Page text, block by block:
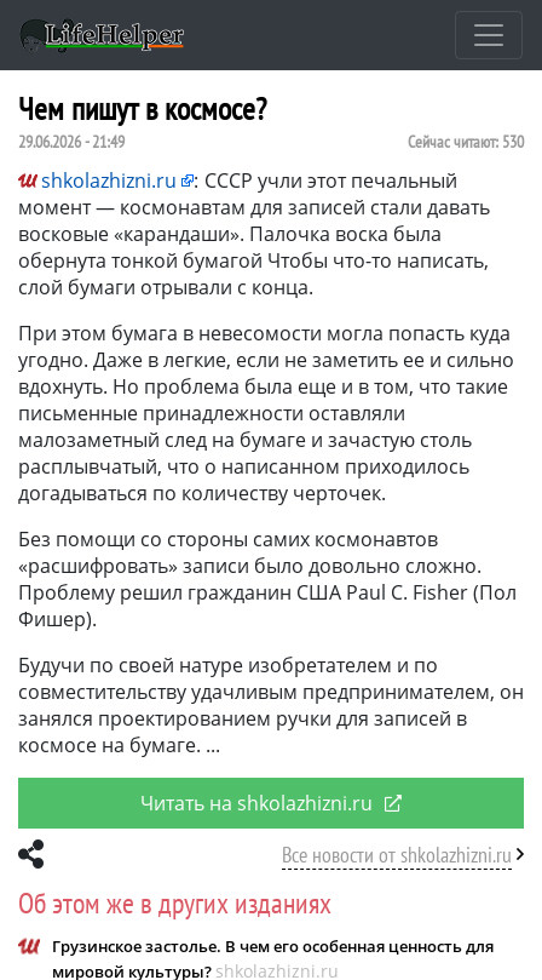
Чем пишут в космосе?
29.06.2026 - 21:49 Сейчас читают: 530
shkolazhizni.ru : СССР учли этот печальный
момент — космонавтам для записей стали давать
восковые «карандаши». Палочка воска была
обернута тонкой бумагой Чтобы что-то написать,
слой бумаги отрывали с конца.
При этом бумага в невесомости могла попасть куда
угодно. Даже в легкие, если не заметить ее и сильно
вдохнуть. Но проблема была еще и в том, что такие
письменные принадлежности оставляли
малозаметный след на бумаге и зачастую столь
расплывчатый, что о написанном приходилось
догадываться по количеству черточек.
Без помощи со стороны самих космонавтов
«расшифровать» записи было довольно сложно.
Проблему решил гражданин США Paul C. Fisher (Пол
Фишер).
Будучи по своей натуре изобретателем и по
совместительству удачливым предпринимателем, он
занялся проектированием ручки для записей в
космосе на бумаге.
Читать на shkolazhizni.ru
Все новости от shkolazhizni.ru
Об этом же в других изданиях
Грузинское застолье. В чем его особенная ценность для
мировой культуры? shkolazhizni.ru